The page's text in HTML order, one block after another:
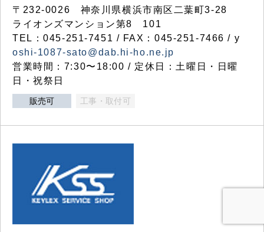
〒232-0026 神奈川県横浜市南区二葉町3-28
ライオンズマンション第8 101
TEL：045-251-7451 / FAX：045-251-7466 / y
oshi-1087-sato@dab.hi-ho.ne.jp
営業時間：7:30〜18:00 / 定休日：土曜日・日曜
日・祝祭日
販売可 工事・取付可